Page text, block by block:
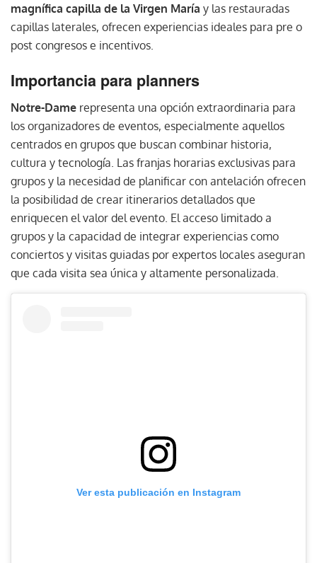
magnífica capilla de la Virgen María y las restauradas
capillas laterales, ofrecen experiencias ideales para pre o
post congresos e incentivos.
Importancia para planners
Notre-Dame representa una opción extraordinaria para
los organizadores de eventos, especialmente aquellos
centrados en grupos que buscan combinar historia,
cultura y tecnología. Las franjas horarias exclusivas para
grupos y la necesidad de planificar con antelación ofrecen
la posibilidad de crear itinerarios detallados que
enriquecen el valor del evento. El acceso limitado a
grupos y la capacidad de integrar experiencias como
conciertos y visitas guiadas por expertos locales aseguran
que cada visita sea única y altamente personalizada.
Ver esta publicación en Instagram